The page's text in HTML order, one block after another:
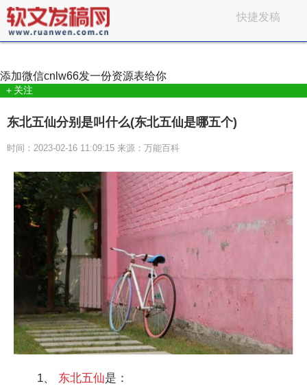
快捷发稿
添加微信cnlw66发一份资源表给你
＋关注
东北五仙分别是叫什么(东北五仙是哪五个)
时间：2023-02-16 11:09:15 来源：万能百科
1、 东北五仙是：